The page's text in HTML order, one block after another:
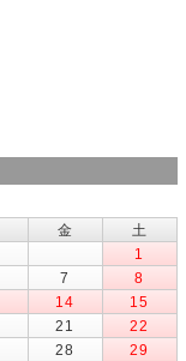
金
土
1
7
8
14
15
21
22
28
29